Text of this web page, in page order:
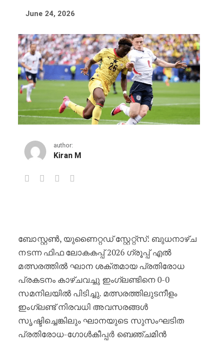
June 24, 2026
author:
Kiran M
ബോസ്റ്റൺ, യുണൈറ്റഡ് സ്റ്റേറ്റ്സ്: ബുധനാഴ്ച
നടന്ന ഫിഫ ലോകകപ്പ് 2026 ഗ്രൂപ്പ് എൽ
മത്സരത്തിൽ ഘാന ശക്തമായ പ്രതിരോധ
പ്രകടനം കാഴ്ചവച്ചു ഇംഗ്ലണ്ടിനെ 0-0
സമനിലയിൽ പിടിച്ചു. മത്സരത്തിലുടനീളം
ഇംഗ്ലണ്ട് നിരവധി അവസരങ്ങൾ
സൃഷ്ടിച്ചെങ്കിലും ഘാനയുടെ സുസംഘടിത
പ്രതിരോധ-ഗോൾകീപ്പർ ബെഞ്ചമിൻ